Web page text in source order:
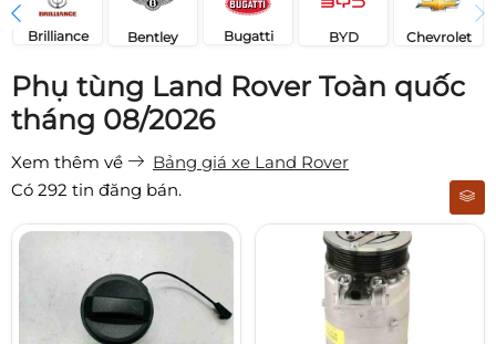
Brilliance Bentley Bugatti BYD Chevrolet
Phụ tùng Land Rover Toàn quốc
tháng 08/2026
Xem thêm về
Bảng giá xe Land Rover
Có 292 tin đăng bán.